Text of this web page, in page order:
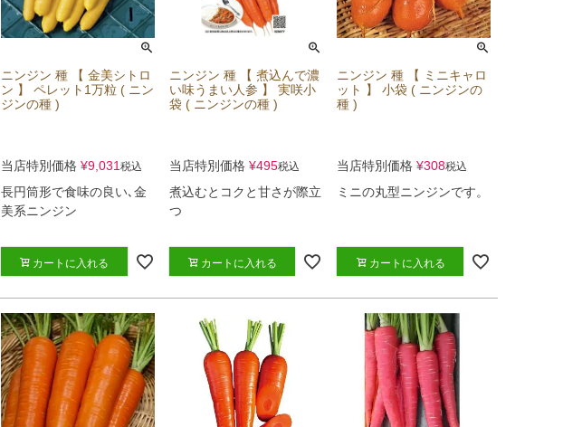
ニンジン 種 【 金美シトロ
ン 】 ペレット1万粒 ( ニン
ジンの種 )
当店特別価格 ¥9,031税込
長円筒形で食味の良い､金
美系ニンジン
カートに入れる
ニンジン 種 【 煮込んで濃
い味うまい人参 】 実咲小
袋 ( ニンジンの種 )
当店特別価格 ¥495税込
煮込むとコクと甘さが際立
つ
カートに入れる
ニンジン 種 【 ミニキャロ
ット 】 小袋 ( ニンジンの
種 )
当店特別価格 ¥308税込
ミニの丸型ニンジンです。
カートに入れる